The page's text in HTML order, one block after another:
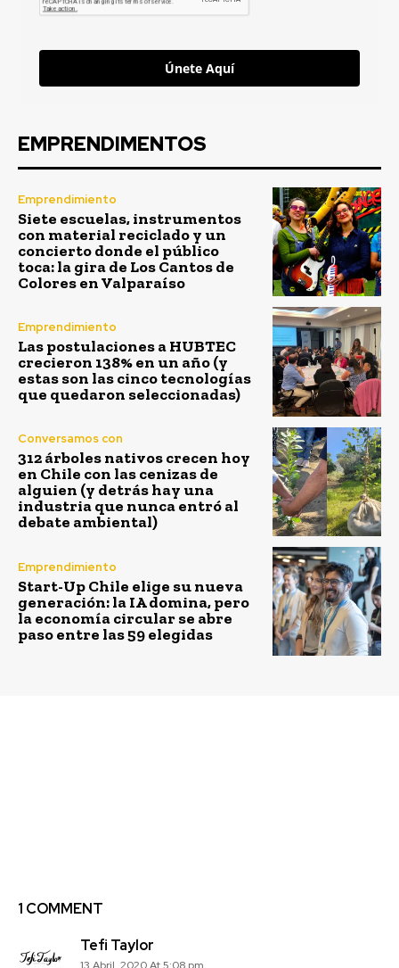
Únete Aquí
EMPRENDIMENTOS
Emprendimiento
Siete escuelas, instrumentos
con material reciclado y un
concierto donde el público
toca: la gira de Los Cantos de
Colores en Valparaíso
Emprendimiento
Las postulaciones a HUBTEC
crecieron 138% en un año (y
estas son las cinco tecnologías
que quedaron seleccionadas)
Conversamos con
312 árboles nativos crecen hoy
en Chile con las cenizas de
alguien (y detrás hay una
industria que nunca entró al
debate ambiental)
Emprendimiento
Start-Up Chile elige su nueva
generación: la IA domina, pero
la economía circular se abre
paso entre las 59 elegidas
1 COMMENT
Tefi Taylor